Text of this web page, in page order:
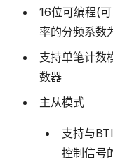
16位可编程(
率的分频系数
支持单笔计数
数器
主从模式
支持与
控制信号